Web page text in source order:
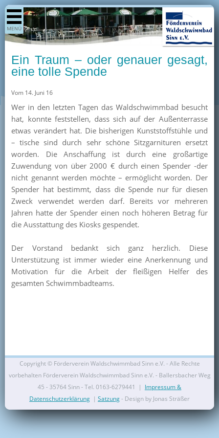
MENÜ
Shop
Aktuelles
Termine
/ Preise
Kurse
Unterstützer
Über uns
Team
Pressearchiv
Mitglied werden
Ein Traum – oder genauer gesagt,
eine tolle Spende
Vom 14. Juni 16
Wer in den letzten Tagen das Waldschwimmbad besucht
hat, konnte feststellen, dass sich auf der Außenterrasse
etwas verändert hat. Die bisherigen Kunststoffstühle und
– tische sind durch sehr schöne Sitzgarnituren ersetzt
worden. Die Anschaffung ist durch eine großartige
Zuwendung von über 2000 € durch einen Spender -der
nicht genannt werden möchte – ermöglicht worden. Der
Spender hat bestimmt, dass die Spende nur für diesen
Zweck verwendet werden darf. Bereits vor mehreren
Jahren hatte der Spender einen noch höheren Betrag für
die Ausstattung des Kiosks gespendet.
Der Vorstand bedankt sich ganz herzlich. Diese
Unterstützung ist immer wieder eine Anerkennung und
Motivation für die Arbeit der fleißigen Helfer des
gesamten Schwimmbadteams.
Copyright © Förderverein Waldschwimmbad Sinn e.V. - Alle Rechte
vorbehalten Förderverein Waldschwimmbad Sinn e.V. - Ballersbacher Weg
45 - 35764 Sinn - Tel. 0163-6279441 | Impressum &
Datenschutzerklärung | Satzung- Design by Jonas Sträßer